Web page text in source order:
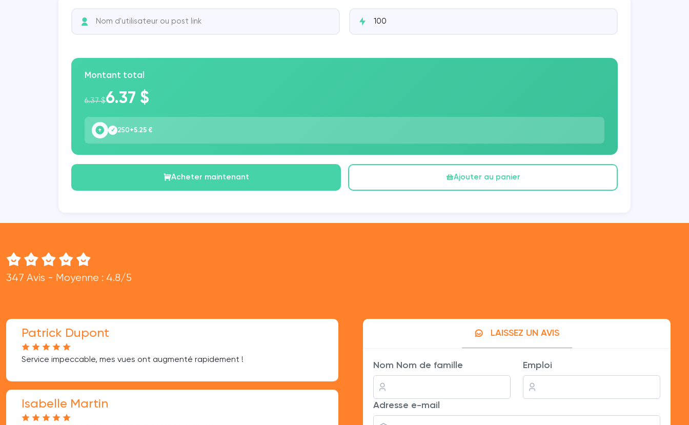
Montant total
6.37 $6.37 $
✓ 250+5.25 €
Acheter maintenant Ajouter au panier
347 Avis - Moyenne : 4.8/5
Patrick Dupont
Service impeccable, mes vues ont augmenté rapidement !
Isabelle Martin
Service rapide et efficace, je recommande vivement.
Chloé Moreau
LAISSEZ UN AVIS
Nom Nom de famille Emploi
Adresse e-mail